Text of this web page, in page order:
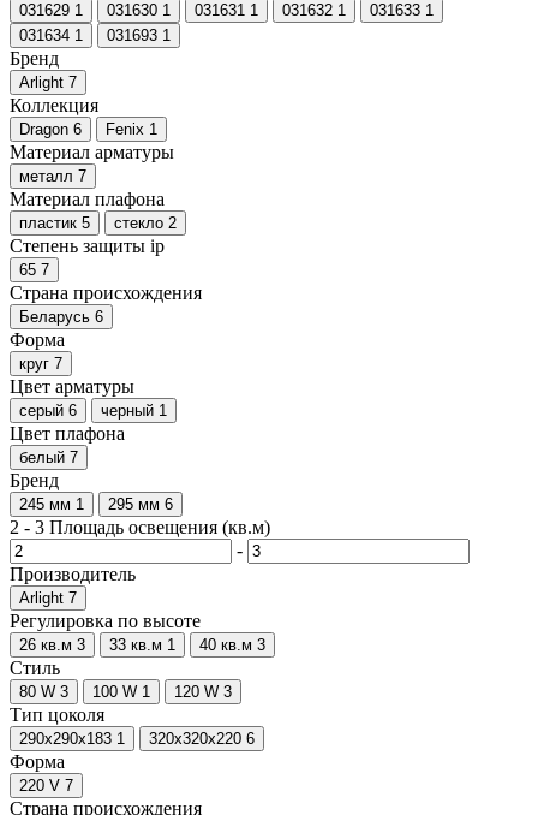
031629 1 031630 1 031631 1 031632 1 031633 1
031634 1 031693 1
Бренд
Arlight 7
Коллекция
Dragon 6 Fenix 1
Материал арматуры
металл 7
Материал плафона
пластик 5 стекло 2
Степень защиты ip
65 7
Страна происхождения
Беларусь 6
Форма
круг 7
Цвет арматуры
серый 6 черный 1
Цвет плафона
белый 7
Бренд
245 мм 1 295 мм 6
2 - 3 Площадь освещения (кв.м)
-
Производитель
Arlight 7
Регулировка по высоте
26 кв.м 3 33 кв.м 1 40 кв.м 3
Стиль
80 W 3 100 W 1 120 W 3
Тип цоколя
290х290х183 1 320х320х220 6
Форма
220 V 7
Страна происхождения